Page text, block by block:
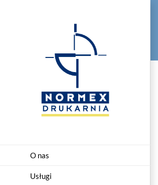
O nas
Usługi